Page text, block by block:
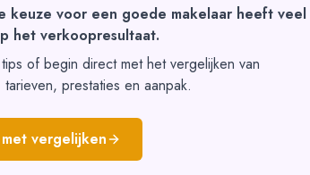
keuze voor een goede makelaar heeft veel
het verkoopresultaat.
of begin direct met het vergelijken van
tarieven, prestaties en aanpak.
vergelijken